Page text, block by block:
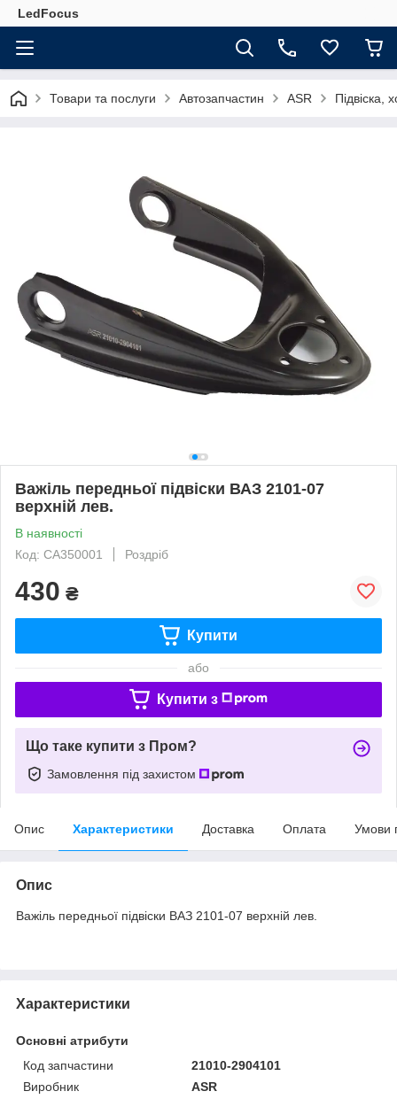
LedFocus
Товари та послуги Автозапчастин ASR Підвіска,
Важіль передньої підвіски ВАЗ 2101-07
верхній лев.
В наявності
Код: CA350001
Роздріб
430 ₴
Купити
або
Купити з
Що таке купити з Пром?
Замовлення під захистом
Опис Характеристики Доставка Оплата Умови
Опис
Важіль передньої підвіски ВАЗ 2101-07 верхній лев.
Характеристики
Основні атрибути
Код запчастини
21010-2904101
Виробник
ASR